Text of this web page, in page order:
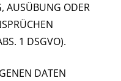
AUSÜBUNG ODER
1 DSGVO).
DATEN